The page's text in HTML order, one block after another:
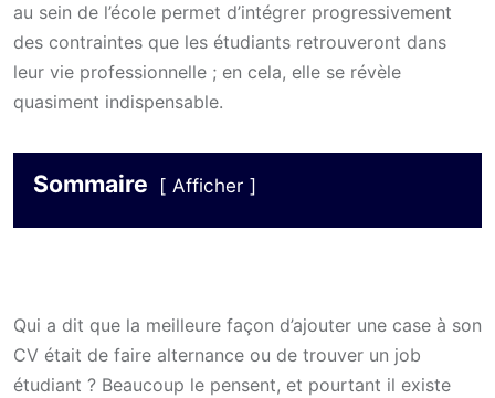
au sein de l’école permet d’intégrer progressivement
des contraintes que les étudiants retrouveront dans
leur vie professionnelle ; en cela, elle se révèle
quasiment indispensable.
Sommaire Afficher
Qui a dit que la meilleure façon d’ajouter une case à son
CV était de faire alternance ou de trouver un job
étudiant ? Beaucoup le pensent, et pourtant il existe